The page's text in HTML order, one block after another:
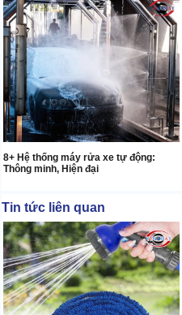
8+ Hệ thống máy rửa xe tự động:
Thông minh, Hiện đại
Tin tức liên quan